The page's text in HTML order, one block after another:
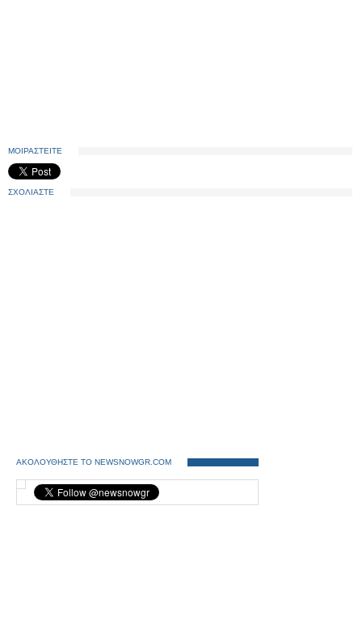
ΜΟΙΡΑΣΤΕΙΤΕ
ΣΧΟΛΙΑΣΤΕ
ΑΚΟΛΟΥΘΗΣΤΕ ΤΟ NEWSNOWGR.COM